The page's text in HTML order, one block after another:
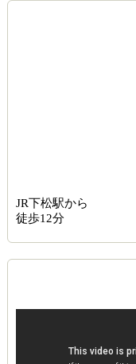
JR下松駅から
徒歩12分